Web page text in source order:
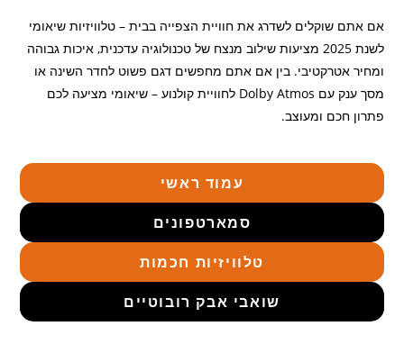
אם אתם שוקלים לשדרג את חוויית הצפייה בבית – טלוויזיות שיאומי
לשנת 2025 מציעות שילוב מנצח של טכנולוגיה עדכנית, איכות גבוהה
ומחיר אטרקטיבי. בין אם אתם מחפשים דגם פשוט לחדר השינה או
מסך ענק עם Dolby Atmos לחוויית קולנוע – שיאומי מציעה לכם
פתרון חכם ומעוצב.
עמוד ראשי
סמארטפונים
טלוויזיות חכמות
שואבי אבק רובוטיים